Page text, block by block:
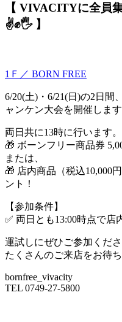
【 VIVACITYに全員
✌️✊🖐️ 】
1Ｆ／ BORN FREE
6/20(土)・6/21(日)の2日間
ャンケン大会を開催します
両日共に13時に行います
🎁 ボーンフリー商品券
または、
🎁 店内商品（税込10,000
ント！
【参加条件】
✅ 両日とも13:00時点で店
運試しにぜひご参加くださ
たくさんのご来店をお待
bornfree_vivacity
TEL 0749-27-5800